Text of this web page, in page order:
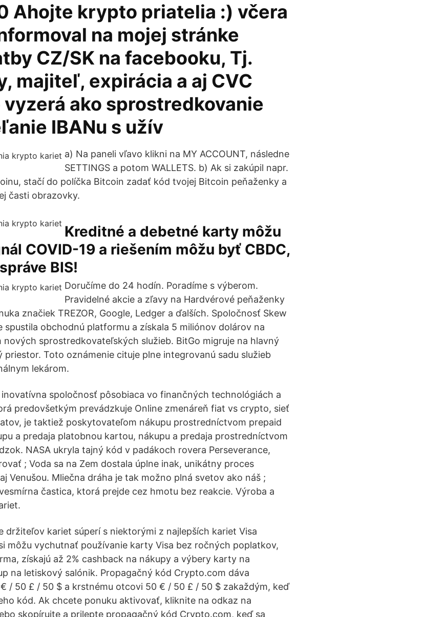
Ahojte krypto priatelia :) včera
na mojej stránke
CZ/SK na facebooku, Tj.
majiteľ, expirácia a aj CVC
vyzerá ako sprostredkovanie
IBANu s užív
a) Na paneli vľavo klikni na MY ACCOUNT, následne
SETTINGS a potom WALLETS. b) Ak si zakúpil napr.
stačí do políčka Bitcoin zadať kód tvojej Bitcoin peňaženky a
časti obrazovky.
Kreditné a debetné karty môžu
COVID-19 a riešením môžu byť CBDC,
BIS!
Doručíme do 24 hodín. Poradíme s výberom.
Pravidelné akcie a zľavy na Hardvérové peňaženky
značiek TREZOR, Google, Ledger a ďalších. Spoločnosť Skew
spustila obchodnú platformu a získala 5 miliónov dolárov na
nových sprostredkovateľských služieb. BitGo migruje na hlavný
Toto oznámenie cituje plne integrovanú sadu služieb
lekárom.
spoločnosť pôsobiaca vo finančných technológiách a
predovšetkým prevádzkuje Online zmenáreň fiat vs crypto, sieť
je taktiež poskytovateľom nákupu prostredníctvom prepaid
a predaja platobnou kartou, nákupu a predaja prostredníctvom
NASA ukryla tajný kód v padákoch rovera Perseverance,
; Voda sa na Zem dostala úplne inak, unikátny proces
Venušou. Mliečna dráha je tak možno plná svetov ako náš ;
častica, ktorá prejde cez hmotu bez reakcie. Výroba a
držiteľov kariet súperí s niektorými z najlepších kariet Visa
môžu vychutnať používanie karty Visa bez ročných poplatkov,
získajú až 2% cashback na nákupy a výbery karty na
na letiskový salónik. Propagačný kód Crypto.com dáva
/ 50 £ / 50 $ a krstnému otcovi 50 € / 50 £ / 50 $ zakaždým, keď
kód. Ak chcete ponuku aktivovať, kliknite na odkaz na
skopírujte a prilepte propagačný kód Crypto.com, keď sa